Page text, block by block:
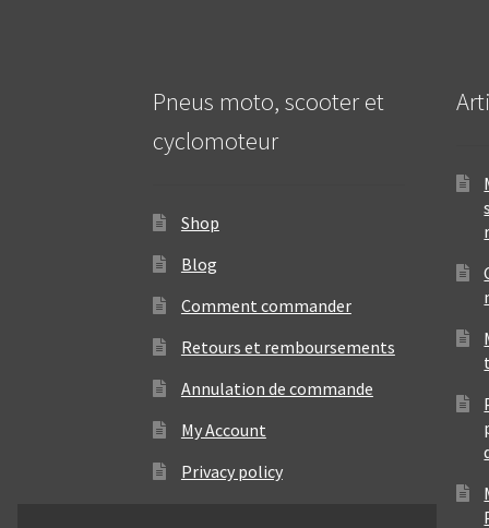
Pneus moto, scooter et
cyclomoteur
Shop
Blog
Comment commander
Retours et remboursements
Annulation de commande
My Account
Privacy policy